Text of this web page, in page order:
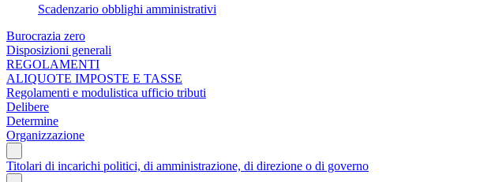
Scadenzario obblighi amministrativi
Burocrazia zero
Disposizioni generali
REGOLAMENTI
ALIQUOTE IMPOSTE E TASSE
Regolamenti e modulistica ufficio tributi
Delibere
Determine
Organizzazione
Titolari di incarichi politici, di amministrazione, di direzione o di governo